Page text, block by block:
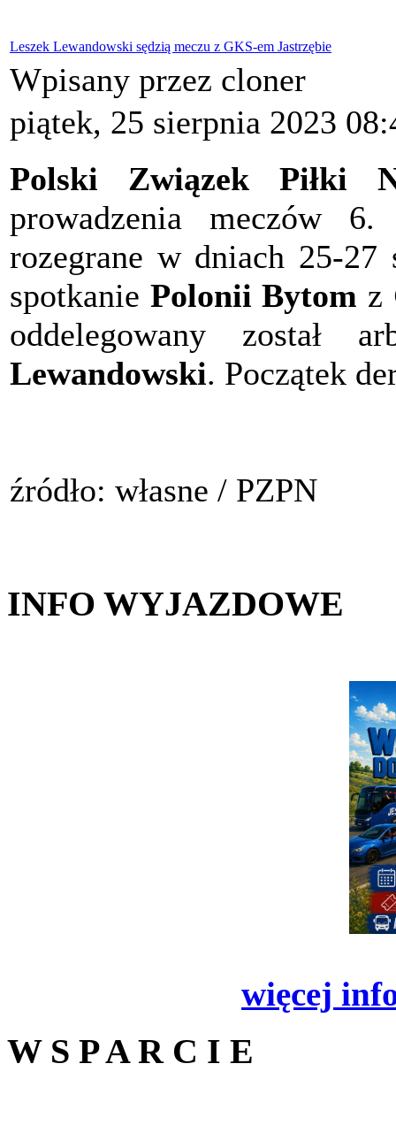
Leszek Lewandowski sędzią meczu z GKS-em Jastrzębie
Wpisany przez cloner
piątek, 25 sierpnia 2023
Polski Związek Piłki
prowadzenia meczów
rozegrane w dniach 25-
spotkanie Polonii Bytom z
oddelegowany
Lewandowski. Początek
źródło: własne / PZPN
INFO WYJAZDOWE
więcej
W S P A R C I E